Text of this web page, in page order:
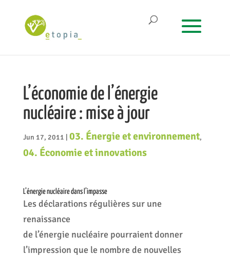
L’économie de l’énergie
nucléaire : mise à jour
Jun 17, 2011 03. Énergie et environnement,
04. Économie et innovations
L’énergie nucléaire dans l’impasse
Les déclarations régulières sur une
renaissance
de l’énergie nucléaire pourraient donner
l’impression que le nombre de nouvelles